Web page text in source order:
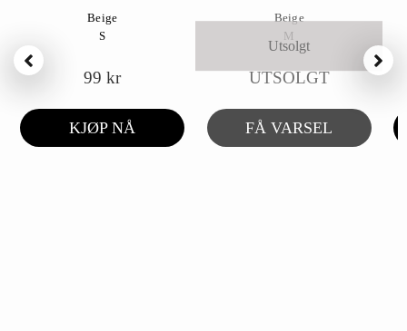
Beige
S
99kr
KJØP NÅ
Utsolgt
Beige
M
UTSOLGT
FÅ VARSEL